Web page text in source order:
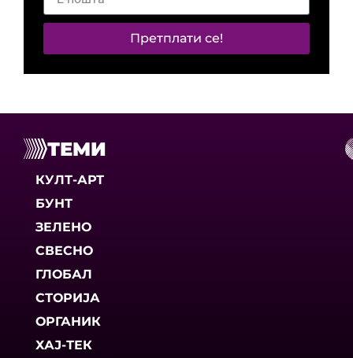
Претплати се!
ТЕМИ
КУЛТ-АРТ
БУНТ
ЗЕЛЕНО
СВЕСНО
ГЛОБАЛ
СТОРИЈА
ОРГАНИК
ХАЈ-ТЕК